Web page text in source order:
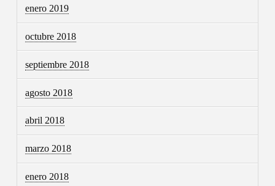
enero 2019
octubre 2018
septiembre 2018
agosto 2018
abril 2018
marzo 2018
enero 2018